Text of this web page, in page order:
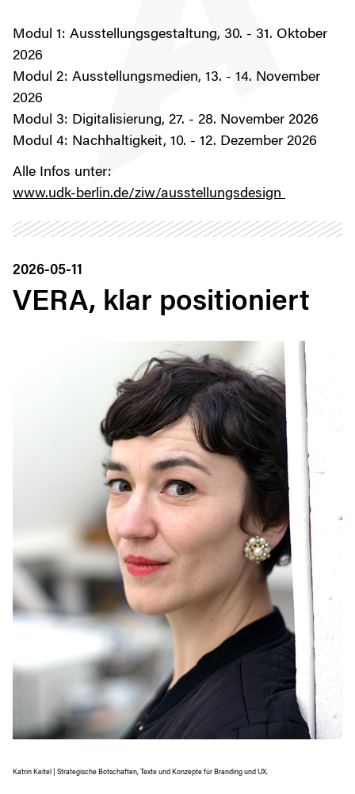
Modul 1: Ausstellungsgestaltung, 30. - 31. Oktober
2026
Modul 2: Ausstellungsmedien, 13. - 14. November
2026
Modul 3: Digitalisierung, 27. - 28. November 2026
Modul 4: Nachhaltigkeit, 10. - 12. Dezember 2026
Alle Infos unter:
www.udk-berlin.de/ziw/ausstellungsdesign
2026-05-11
VERA, klar positioniert
Katrin Keitel | Strategische Botschaften, Texte und Konzepte für Branding und UX.